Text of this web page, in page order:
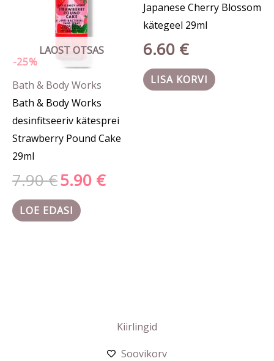
-25%
LAOST OTSAS
Bath & Body Works
Bath & Body Works
desinfitseeriv kätesprei
Strawberry Pound Cake
29ml
7.90€5.90 €
LOE EDASI
Japanese Cherry Blossom
kätegeel 29ml
6.60 €
LISA KORVI
Kiirlingid
Soovikorv